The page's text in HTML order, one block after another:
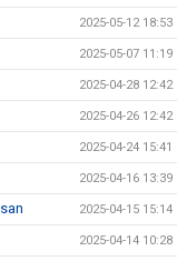
2025-05-12 18:53
2025-05-07 11:19
2025-04-28 12:42
2025-04-26 12:42
2025-04-24 15:41
2025-04-16 13:39
2025-04-15 15:14
2025-04-14 10:28